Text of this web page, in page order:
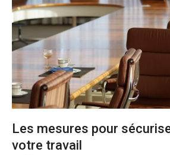
Les mesures pour
votre travail